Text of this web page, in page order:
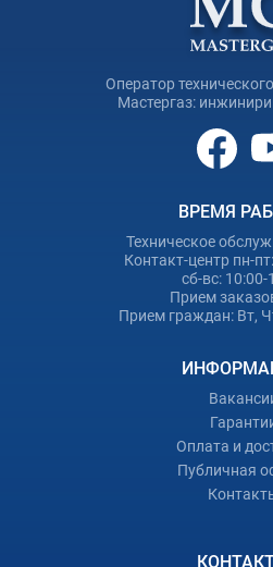
Оператор
Мастергаз:
ВРЕМЯ
Техническое
Контакт-центр пн-
сб-вс: 10:00-
Прием
Прием граждан: Вт,
Оплата и
Публичная